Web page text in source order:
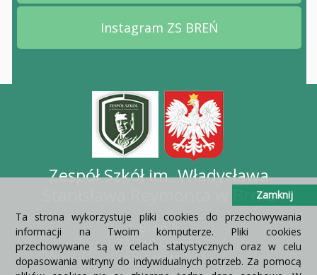
Przejdź na stronę
Instagram ZS BREŃ
Zespół Szkół im. Władysława
Stanisława Reymonta w Brniu
Breń 3
33-210 Olesno
(14) 641 10 93
Ta strona wykorzystuje pliki cookies do przechowywania
informacji na Twoim komputerze. Pliki cookies
przechowywane są w celach statystycznych oraz w celu
dopasowania witryny do indywidualnych potrzeb. Za pomocą
Zamknij